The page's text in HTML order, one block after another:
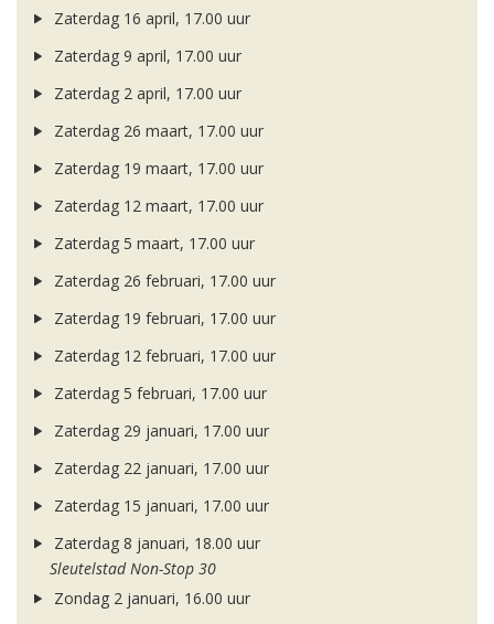
Zaterdag 16 april, 17.00 uur
Zaterdag 9 april, 17.00 uur
Zaterdag 2 april, 17.00 uur
Zaterdag 26 maart, 17.00 uur
Zaterdag 19 maart, 17.00 uur
Zaterdag 12 maart, 17.00 uur
Zaterdag 5 maart, 17.00 uur
Zaterdag 26 februari, 17.00 uur
Zaterdag 19 februari, 17.00 uur
Zaterdag 12 februari, 17.00 uur
Zaterdag 5 februari, 17.00 uur
Zaterdag 29 januari, 17.00 uur
Zaterdag 22 januari, 17.00 uur
Zaterdag 15 januari, 17.00 uur
Zaterdag 8 januari, 18.00 uur
Sleutelstad Non-Stop 30
Zondag 2 januari, 16.00 uur